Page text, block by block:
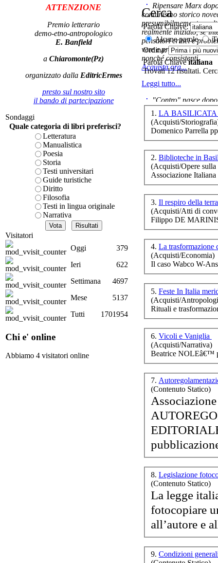
di
Le
La
ATTENZIONE
Premio letterario
demo-etno-antropologico
E. Banfield
a Chiaromonte(Pz)
organizzato dalla EditricErmes
presto sul nostro sito
il bando di partecipazione
Sondaggi
Quale categoria di libri preferisci?
Letteratura
Manualistica
Poesia
Storia
Testi universitari
Guide turistiche
Diritto
Filosofia
Testi in lingua originale
Narrativa
Visitatori
Oggi
379
Ieri
622
Settimana
4697
Mese
5137
Tutti
1701954
Chi e' online
Abbiamo 4 visitatori online
Ripensare Marx
comunismo storico
presumibilmemente
realmente iniziato, se
pensatori critici e
vere e proprie correnti
nonché consistenti.
Acquista ora...
Leggi tutto...
"Contro" nasce
cominciato con la
ripensaremarx. i saggi
questa collaborazione
è teorica, sempre però
presente fase.
Acquista ora...
A feed could not be
http://www.lastampa.it/
Cerca
Parola Chiave:
Alcune parole
Ordina:
Parola Chiaveitaliana
Trovati 12 risultati.
1. LA
(Acquisti/
Domenico Parrella
2. Biblioteche in
(Acquisti/Opere sulla
Associazione Italiana
3. Il respiro della
(Acquisti/Atti di
Filippo DE
4. La trasformazione
(Acquisti/Economia)
Il caso Wabco W-
5. Feste In Italia
(Acquisti/
Rituali e
6. Vicoli e Vaniglia
(Acquisti/Narrativa)
Beatrice NOLEâ€™
7.
(Contenuto Statico)
EDITORIALE
8. Legislazione
(Contenuto Statico)
La legge
fotocopiare
all’autore e
9. Condizioni